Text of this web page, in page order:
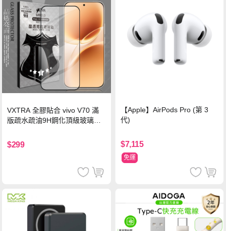
VXTRA 全膠貼合 vivo V70 滿
版疏水疏油9H鋼化頂級玻璃貼
$299
【Apple】AirPods Pro (第 3
代)
$7,115
免運